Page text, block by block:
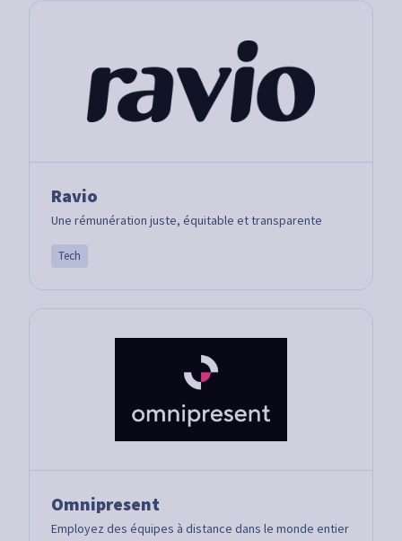
Ravio
Une rémunération juste, équitable et transparente
Tech
Omnipresent
Employez des équipes à distance dans le monde entier